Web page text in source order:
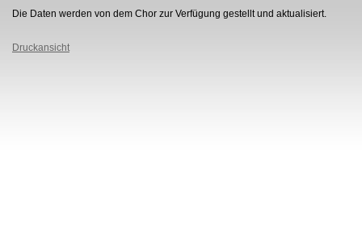
Die Daten werden von dem Chor zur Verfügung gestellt und aktualisiert.
Druckansicht